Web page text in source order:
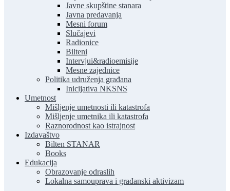
Javne skupštine stanara
Javna predavanja
Mesni forum
Slučajevi
Radionice
Bilteni
Intervjui&radioemisije
Mesne zajednice
Politika udruženja građana
Inicijativa NKSNS
Umetnost
Mišljenje umetnosti ili katastrofa
Mišljenje umetnika ili katastrofa
Raznorodnost kao istrajnost
Izdavaštvo
Bilten STANAR
Books
Edukacija
Obrazovanje odraslih
Lokalna samouprava i građanski aktivizam